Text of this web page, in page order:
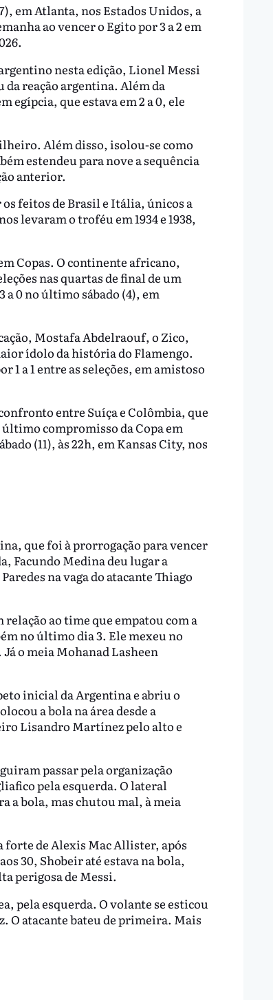
em Atlanta, nos Estados Unidos, a
ao vencer o Egito por 3 a 2 em
nesta edição, Lionel Messi
reação argentina. Além da
que estava em 2 a 0, ele
Além disso, isolou-se como
estendeu para nove a sequência
anterior.
feitos de Brasil e Itália, únicos a
levaram o troféu em 1934 e 1938,
Copas. O continente africano,
nas quartas de final de um
0 no último sábado (4), em
Mostafa Abdelraouf, o Zico,
ídolo da história do Flamengo.
1 a 1 entre as seleções, em amistoso
entre Suíça e Colômbia, que
compromisso da Copa em
(11), às 22h, em Kansas City, nos
que foi à prorrogação para vencer
Facundo Medina deu lugar a
na vaga do atacante Thiago
ao time que empatou com a
no último dia 3. Ele mexeu no
o meia Mohanad Lasheen
inicial da Argentina e abriu o
a bola na área desde a
Lisandro Martínez pelo alto e
passar pela organização
pela esquerda. O lateral
a bola, mas chutou mal, à meia
forte de Alexis Mac Allister, após
30, Shobeir até estava na bola,
perigosa de Messi.
pela esquerda. O volante se esticou
O atacante bateu de primeira. Mais